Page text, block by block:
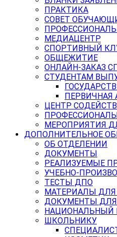
ПРАКТИКА
СОВЕТ
МЕДИАЦЕНТР
СПОРТИВНЫЙ
ОБЩЕЖИТИЕ
ОНЛАЙН-ЗАКАЗ
СТУДЕНТАМ
ПЕРВИЧНАЯ
ЦЕНТР
МЕРОПРИЯТИЯ
ДОПОЛНИТЕЛЬНОЕ
ОБ ОТДЕЛЕНИИ
ДОКУМЕНТЫ
РЕАЛИЗУЕМЫЕ
УЧЕБНО-
ТЕСТЫ ДПО
МАТЕРИАЛЫ ДЛЯ
ДОКУМЕНТЫ ДЛЯ
НАЦИОНАЛЬНЫЙ
ШКОЛЬНИКУ